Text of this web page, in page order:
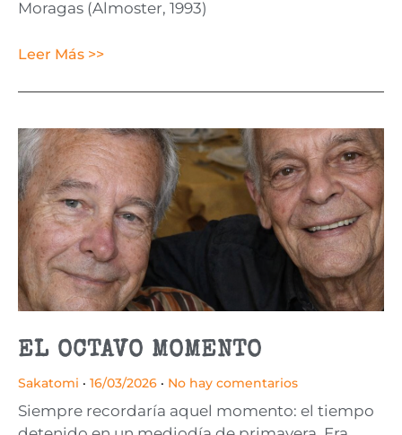
Moragas (Almoster, 1993)
Leer Más >>
EL OCTAVO MOMENTO
Sakatomi 16/03/2026 No hay comentarios
Siempre recordaría aquel momento: el tiempo